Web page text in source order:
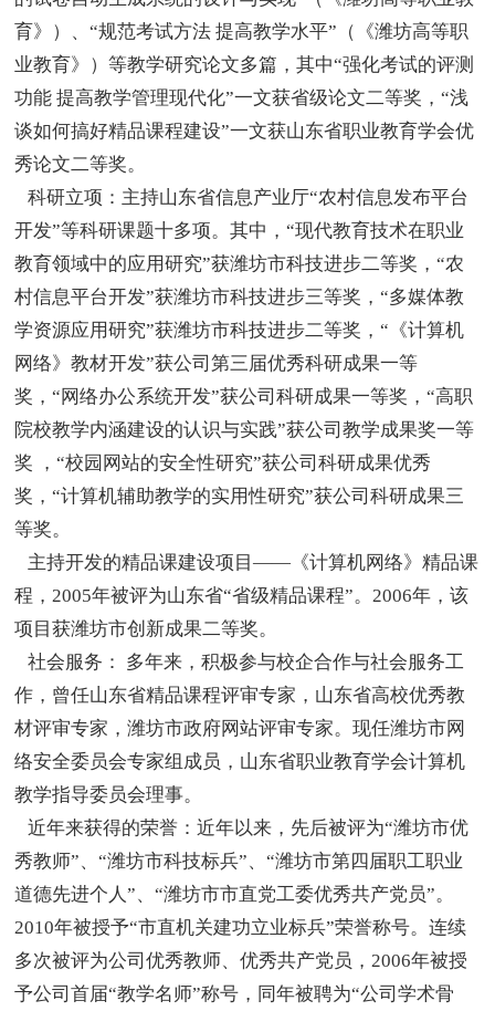
育》）、“规范考试方法 提高教学水平”（《潍坊高等职
业教育》）等教学研究论文多篇，其中“强化考试的评测
功能 提高教学管理现代化”一文获省级论文二等奖，“浅
谈如何搞好精品课程建设”一文获山东省职业教育学会优
秀论文二等奖。
科研立项：主持山东省信息产业厅“农村信息发布平台
开发”等科研课题十多项。其中，“现代教育技术在职业
教育领域中的应用研究”获潍坊市科技进步二等奖，“农
村信息平台开发”获潍坊市科技进步三等奖，“多媒体教
学资源应用研究”获潍坊市科技进步二等奖，“《计算机
网络》教材开发”获公司第三届优秀科研成果一等
奖，“网络办公系统开发”获公司科研成果一等奖，“高职
院校教学内涵建设的认识与实践”获公司教学成果奖一等
奖 ，“校园网站的安全性研究”获公司科研成果优秀
奖，“计算机辅助教学的实用性研究”获公司科研成果三
等奖。
主持开发的精品课建设项目——《计算机网络》精品课
程，2005年被评为山东省“省级精品课程”。2006年，该
项目获潍坊市创新成果二等奖。
社会服务： 多年来，积极参与校企合作与社会服务工
作，曾任山东省精品课程评审专家，山东省高校优秀教
材评审专家，潍坊市政府网站评审专家。现任潍坊市网
络安全委员会专家组成员，山东省职业教育学会计算机
教学指导委员会理事。
近年来获得的荣誉：近年以来，先后被评为“潍坊市优
秀教师”、“潍坊市科技标兵”、“潍坊市第四届职工职业
道德先进个人”、“潍坊市市直党工委优秀共产党员”。
2010年被授予“市直机关建功立业标兵”荣誉称号。连续
多次被评为公司优秀教师、优秀共产党员，2006年被授
予公司首届“教学名师”称号，同年被聘为“公司学术骨